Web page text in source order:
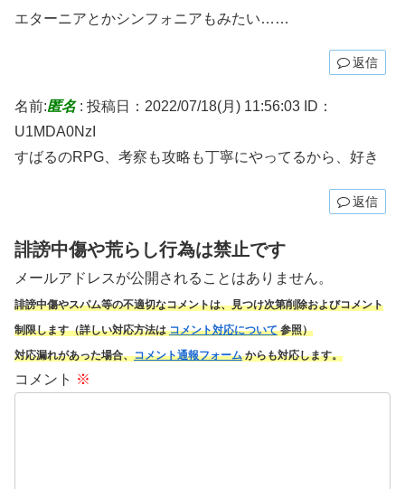
エターニアとかシンフォニアもみたい……
返信
名前:匿名: 投稿日：2022/07/18(月) 11:56:03 ID：
U1MDA0NzI
すばるのRPG、考察も攻略も丁寧にやってるから、好き
返信
誹謗中傷や荒らし行為は禁止です
メールアドレスが公開されることはありません。
誹謗中傷やスパム等の不適切なコメントは、見つけ次第削除およびコメント
制限します（詳しい対応方法はコメント対応について参照）
対応漏れがあった場合、コメント通報フォームからも対応します。
コメント ※